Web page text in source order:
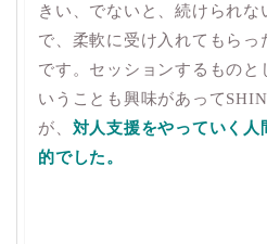
きい、でないと、続けられ
で、柔軟に受け入れてもらっ
です。セッションするものと
いうことも興味があって
が、 対人支援をやっていく人
的でした。